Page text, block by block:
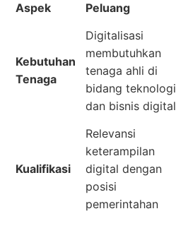
Aspek Peluang
Kebutuhan
Tenaga
Digitalisasi
membutuhkan
tenaga ahli di
bidang teknologi
dan bisnis digital
Kualifikasi
Relevansi
keterampilan
digital dengan
posisi
pemerintahan